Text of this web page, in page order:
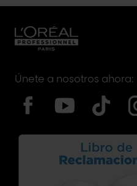
Únete a nosotros ahora: